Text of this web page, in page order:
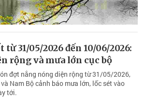
31/05/2026 đến 10/06/2026:
rộng và mưa lớn cục bộ
đợt nắng nóng diện rộng từ 31/05/2026,
Nam Bộ cảnh báo mưa lớn, lốc sét vào
tới.